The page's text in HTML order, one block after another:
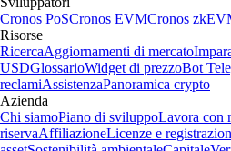
Cronos PoSCronos EVMCronos
Risorse
RicercaAggiornamenti di mercato
USDGlossarioWidget di prezzoBot
reclamiAssistenzaPanoramica crypto
Azienda
Chi siamoPiano di sviluppoLavora con
riservaAffiliazioneLicenze e